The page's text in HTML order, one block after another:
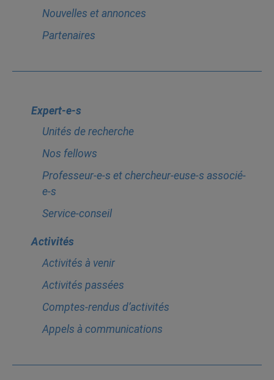
Nouvelles et annonces
Partenaires
Expert-e-s
Unités de recherche
Nos fellows
Professeur-e-s et chercheur-euse-s associé-
e-s
Service-conseil
Activités
Activités à venir
Activités passées
Comptes-rendus d’activités
Appels à communications